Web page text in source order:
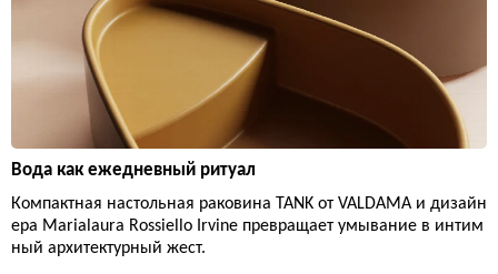
Вода как ежедневный ритуал
Компактная настольная раковина TANK от VALDAMA и дизайн
ера Marialaura Rossiello Irvine превращает умывание в интим
ный архитектурный жест.